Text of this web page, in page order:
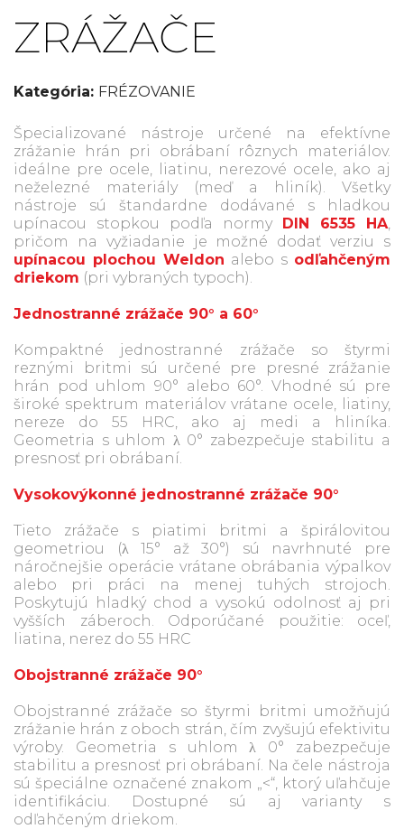
ZRÁŽAČE
Kategória: FRÉZOVANIE
Špecializované nástroje určené na efektívne
zrážanie hrán pri obrábaní rôznych materiálov.
ideálne pre ocele, liatinu, nerezové ocele, ako aj
neželezné materiály (meď a hliník). Všetky
nástroje sú štandardne dodávané s hladkou
upínacou stopkou podľa normy DIN 6535 HA
pričom na vyžiadanie je možné dodať verziu s
upínacou plochou Weldon alebo s odľahčeným
driekom (pri vybraných typoch).
Jednostranné zrážače 90° a 60°
Kompaktné jednostranné zrážače so štyrmi
reznými britmi sú určené pre presné zrážanie
hrán pod uhlom 90° alebo 60°. Vhodné sú pre
široké spektrum materiálov vrátane ocele, liatiny,
nereze do 55 HRC, ako aj medi a hliníka.
Geometria s uhlom λ 0° zabezpečuje stabilitu a
presnosť pri obrábaní.
Vysokovýkonné jednostranné zrážače 90°
Tieto zrážače s piatimi britmi a špirálovitou
geometriou (λ 15° až 30°) sú navrhnuté pre
náročnejšie operácie vrátane obrábania výpalkov
alebo pri práci na menej tuhých strojoch.
Poskytujú hladký chod a vysokú odolnosť aj pri
vyšších záberoch. Odporúčané použitie: oceľ,
liatina, nerez do 55 HRC
Obojstranné zrážače 90°
Obojstranné zrážače so štyrmi britmi umožňujú
zrážanie hrán z oboch strán, čím zvyšujú efektivitu
výroby. Geometria s uhlom λ 0° zabezpečuje
stabilitu a presnosť pri obrábaní. Na čele nástroja
sú špeciálne označené znakom „<“, ktorý uľahčuje
identifikáciu. Dostupné sú aj varianty s
odľahčeným driekom.